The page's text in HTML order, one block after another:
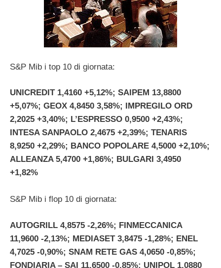
S&P Mib i top 10 di giornata:
UNICREDIT 1,4160 +5,12%; SAIPEM 13,8800
+5,07%; GEOX 4,8450 3,58%; IMPREGILO ORD
2,2025 +3,40%; L’ESPRESSO 0,9500 +2,43%;
INTESA SANPAOLO 2,4675 +2,39%; TENARIS
8,9250 +2,29%; BANCO POPOLARE 4,5000 +2,10%;
ALLEANZA 5,4700 +1,86%; BULGARI 3,4950
+1,82%
S&P Mib i flop 10 di giornata:
AUTOGRILL 4,8575 -2,26%; FINMECCANICA
11,9600 -2,13%; MEDIASET 3,8475 -1,28%; ENEL
4,7025 -0,90%; SNAM RETE GAS 4,0650 -0,85%;
FONDIARIA – SAI 11,6500 -0,85%; UNIPOL 1,0880